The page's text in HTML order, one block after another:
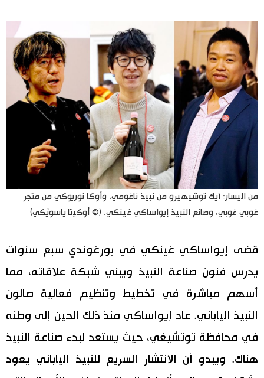
من اليسار: آيك توشيهيرو من نبيذ ناغومي، وأوكا نوريوكي من متجر
غوبي غوبي، وصانع النبيذ إيواساكي غينكي. (© أوكيتا ياسويُكي)
قضى إيواساكي غينكي في بورغوندي سبع سنوات
يدرس فنون صناعة النبيذ ويبني شبكة علاقاته، مما
أسهم مباشرة في تخطيط وتنظيم فعالية صالون
النبيذ الياباني. عاد إيواساكي منذ ذلك الحين إلى وطنه
في محافظة توتشيغي، حيث يستعد لبدء صناعة النبيذ
هناك. ويبدو أن الانتشار السريع للنبيذ الياباني يعود